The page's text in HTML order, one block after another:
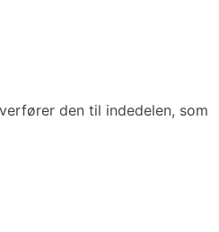
den til indedelen, som